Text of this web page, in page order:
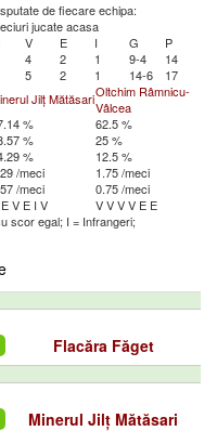
de fiecare echipa:
jucate acasa
V E I G
P
4 2 1 9-4
14
5 2 1 14-6
17
Jilț MătăsariOltchim Râmnicu-
Vâlcea
%
62.5 %
%
25 %
%
12.5 %
/meci
1.75 /meci
/meci
0.75 /meci
EV E I V VVVV E E
scor egal; I = Infrangeri;
Flacăra Făget
Minerul Jilț Mătăsari